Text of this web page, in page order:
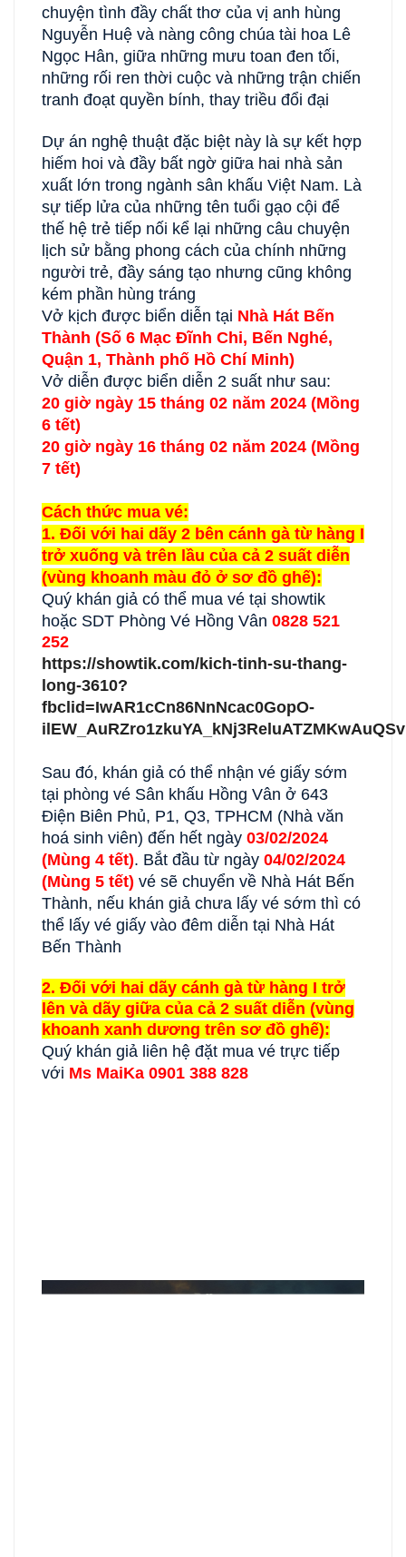
chuyện tình đầy chất thơ của vị anh hùng
Nguyễn Huệ và nàng công chúa tài hoa Lê
Ngọc Hân, giữa những mưu toan đen tối,
những rối ren thời cuộc và những trận chiến
tranh đoạt quyền bính, thay triều đổi đại
Dự án nghệ thuật đặc biệt này là sự kết hợp
hiếm hoi và đầy bất ngờ giữa hai nhà sản
xuất lớn trong ngành sân khấu Việt Nam. Là
sự tiếp lửa của những tên tuổi gạo cội để
thế hệ trẻ tiếp nối kể lại những câu chuyện
lịch sử bằng phong cách của chính những
người trẻ, đầy sáng tạo nhưng cũng không
kém phần hùng tráng
Vở kịch được biển diễn tại Nhà Hát Bến
Thành (Số 6 Mạc Đĩnh Chi, Bến Nghé,
Quận 1, Thành phố Hồ Chí Minh)
Vở diễn được biển diễn 2 suất như sau:
20 giờ ngày 15 tháng 02 năm 2024 (Mồng
6 tết)
20 giờ ngày 16 tháng 02 năm 2024 (Mồng
7 tết)
Cách thức mua vé:
1. Đối với hai dãy 2 bên cánh gà từ hàng I
trở xuống và trên lầu của cả 2 suất diễn
(vùng khoanh màu đỏ ở sơ đồ ghế):
Quý khán giả có thể mua vé tại showtik
hoặc SDT Phòng Vé Hồng Vân 0828 521
252
https://showtik.com/kich-tinh-su-thang-
long-3610?
fbclid=IwAR1cCn86NnNcac0GopO-
Sau đó, khán giả có thể nhận vé giấy sớm
tại phòng vé Sân khấu Hồng Vân ở 643
Điện Biên Phủ, P1, Q3, TPHCM (Nhà văn
hoá sinh viên) đến hết ngày 03/02/2024
(Mùng 4 tết). Bắt đầu từ ngày 04/02/2024
(Mùng 5 tết) vé sẽ chuyển về Nhà Hát Bến
Thành, nếu khán giả chưa lấy vé sớm thì có
thể lấy vé giấy vào đêm diễn tại Nhà Hát
Bến Thành
2. Đối với hai dãy cánh gà từ hàng I trở
lên và dãy giữa của cả 2 suất diễn (vùng
khoanh xanh dương trên sơ đồ ghế):
Quý khán giả liên hệ đặt mua vé trực tiếp
với Ms MaiKa 0901 388 828